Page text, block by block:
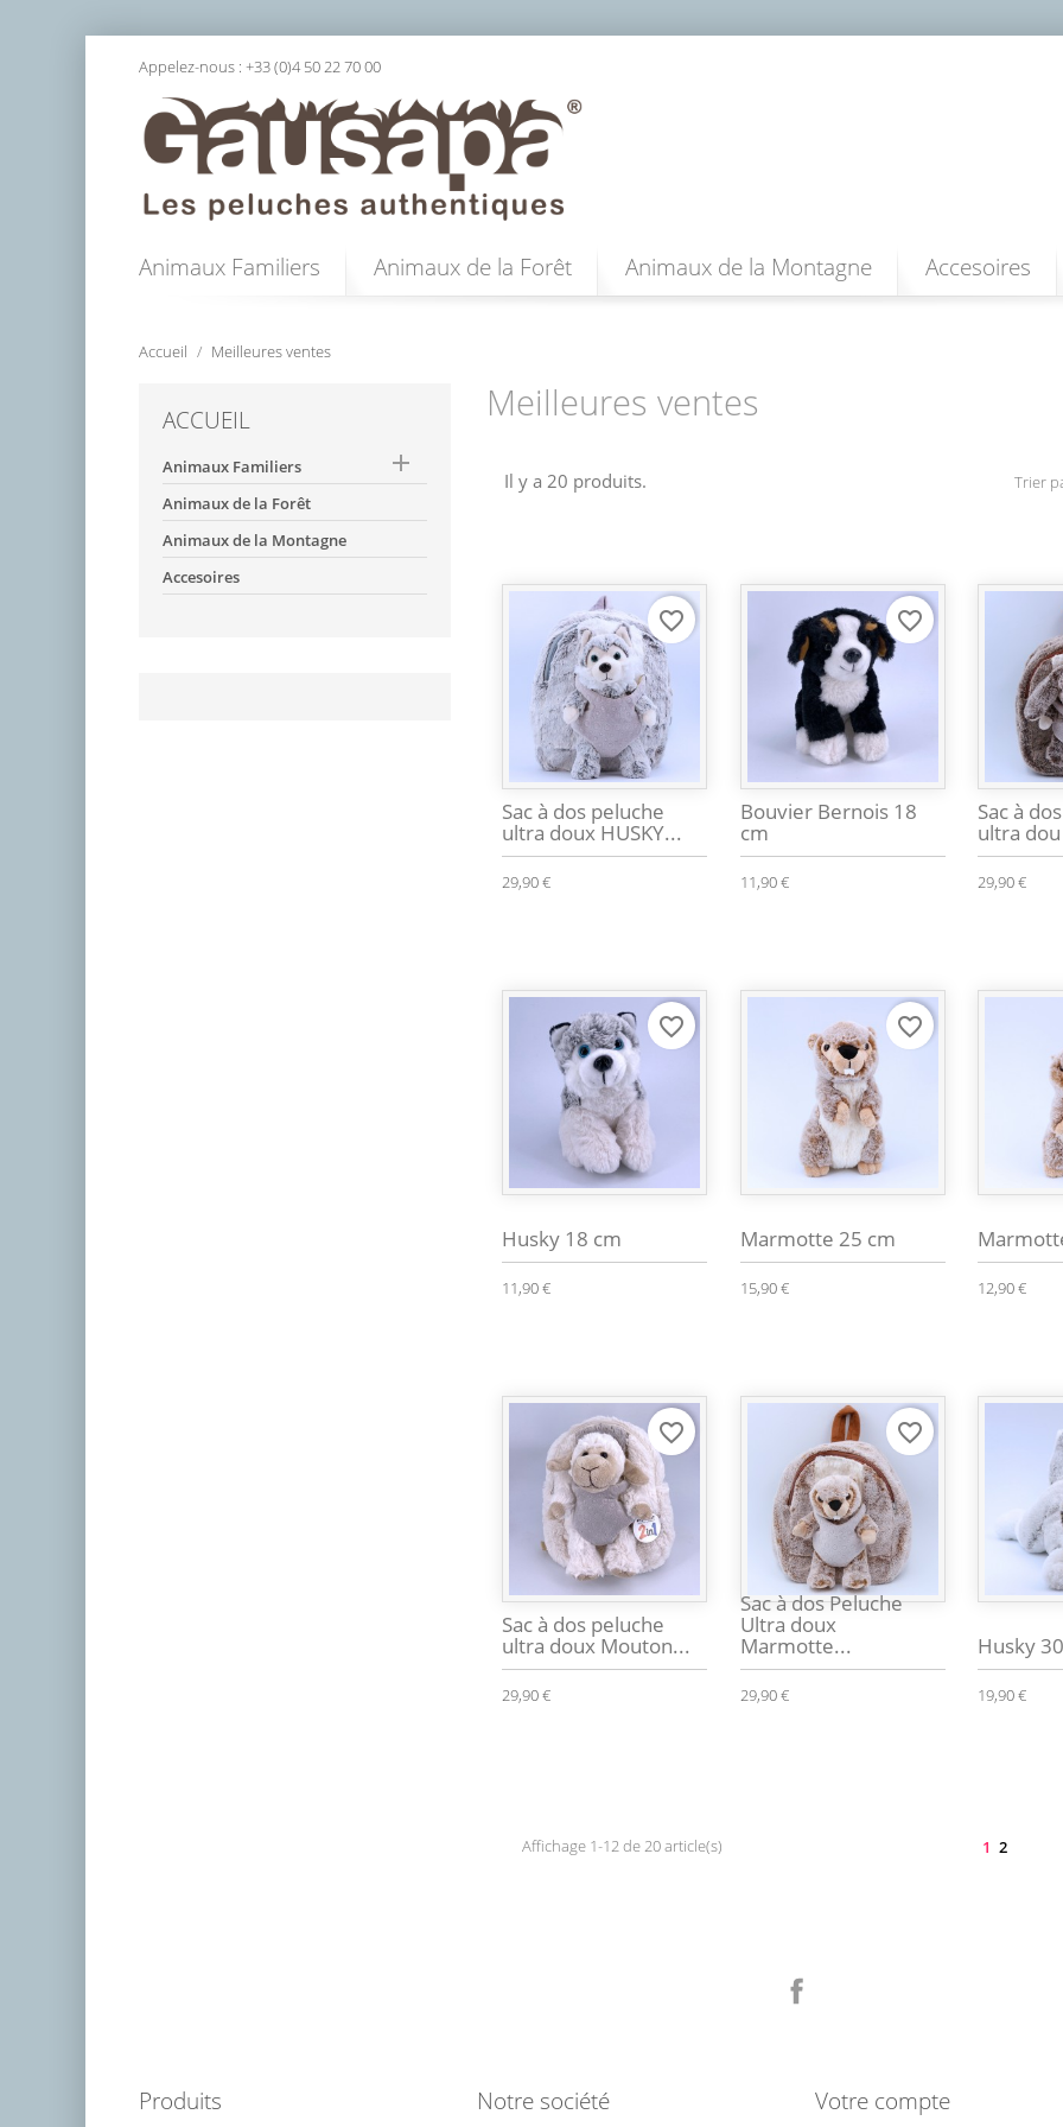
Appelez-nous : +33 (0)4 50 22 70 00
Animaux Familiers Animaux de la Forêt Animaux de la Montagne Accesoires
Accueil Meilleures ventes
ACCUEIL
Animaux Familiers 
Animaux de la Forêt
Animaux de la Montagne
Accesoires
Meilleures ventes
Il y a 20 produits. Trier
Sac à dos peluche
ultra doux HUSKY...
29,90 €
favorite_border
Bouvier Bernois 18
cm
11,90 €
favorite_border
Sac à
ultra
29,90 €
Husky 18 cm
11,90 €
favorite_border
Marmotte 25 cm
15,90 €
favorite_border
12,90 €
Sac à dos peluche
ultra doux Mouton...
29,90 €
favorite_border
Sac à dos Peluche
Ultra doux
Marmotte...
29,90 €
favorite_border
Husky
19,90 €
Affichage 1-12 de 20 article(s) 12
Produits Notre société Votre compte